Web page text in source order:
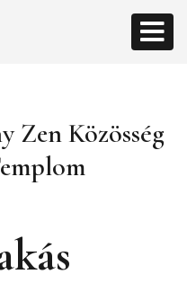
Zen Közösség